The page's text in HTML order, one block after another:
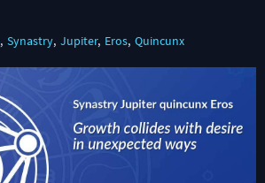
Synastry Jupiter Eros Quincunx